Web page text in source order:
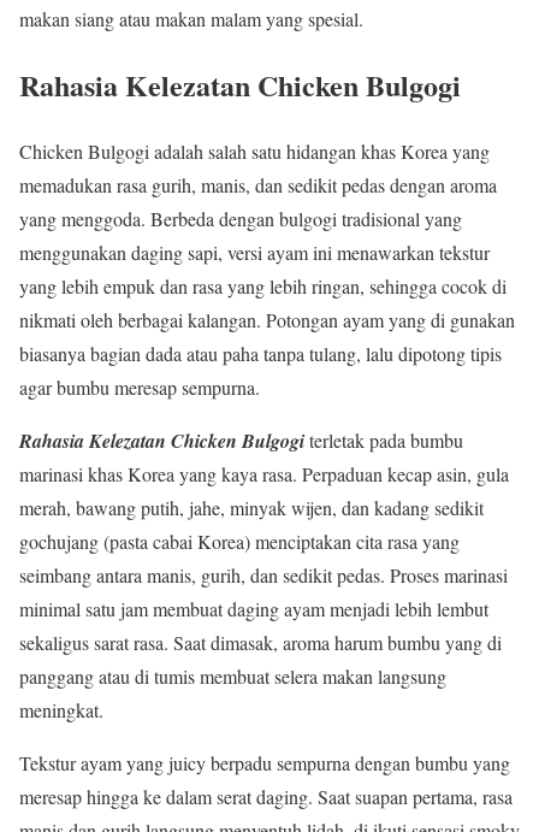
makan siang atau makan malam yang spesial.
Rahasia Kelezatan Chicken Bulgogi
Chicken Bulgogi adalah salah satu hidangan khas Korea yang
memadukan rasa gurih, manis, dan sedikit pedas dengan aroma
yang menggoda. Berbeda dengan bulgogi tradisional yang
menggunakan daging sapi, versi ayam ini menawarkan tekstur
yang lebih empuk dan rasa yang lebih ringan, sehingga cocok di
nikmati oleh berbagai kalangan. Potongan ayam yang di gunakan
biasanya bagian dada atau paha tanpa tulang, lalu dipotong tipis
agar bumbu meresap sempurna.
Rahasia Kelezatan Chicken Bulgogiterletak pada bumbu
marinasi khas Korea yang kaya rasa. Perpaduan kecap asin, gula
merah, bawang putih, jahe, minyak wijen, dan kadang sedikit
gochujang (pasta cabai Korea) menciptakan cita rasa yang
seimbang antara manis, gurih, dan sedikit pedas. Proses marinasi
minimal satu jam membuat daging ayam menjadi lebih lembut
sekaligus sarat rasa. Saat dimasak, aroma harum bumbu yang di
panggang atau di tumis membuat selera makan langsung
meningkat.
Tekstur ayam yang juicy berpadu sempurna dengan bumbu yang
meresap hingga ke dalam serat daging. Saat suapan pertama, rasa